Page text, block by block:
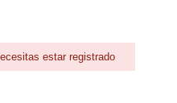
estar registrado